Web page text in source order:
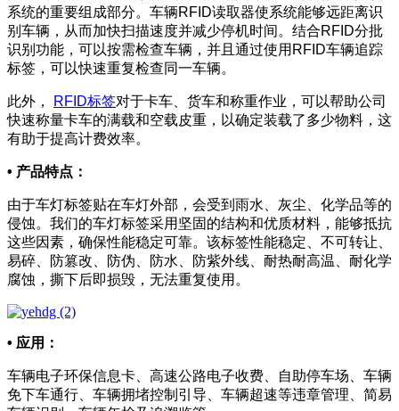
系统的重要组成部分。车辆RFID读取器使系统能够远距离识
别车辆，从而加快扫描速度并减少停机时间。结合RFID分批
识别功能，可以按需检查车辆，并且通过使用RFID车辆追踪
标签，可以快速重复检查同一车辆。
此外， RFID标签对于卡车、货车和称重作业，可以帮助公司
快速称量卡车的满载和空载皮重，以确定装载了多少物料，这
有助于提高计费效率。
• 产品特点：
由于车灯标签贴在车灯外部，会受到雨水、灰尘、化学品等的
侵蚀。我们的车灯标签采用坚固的结构和优质材料，能够抵抗
这些因素，确保性能稳定可靠。该标签性能稳定、不可转让、
易碎、防篡改、防伪、防水、防紫外线、耐热耐高温、耐化学
腐蚀，撕下后即损毁，无法重复使用。
• 应用：
车辆电子环保信息卡、高速公路电子收费、自助停车场、车辆
免下车通行、车辆拥堵控制引导、车辆超速等违章管理、简易